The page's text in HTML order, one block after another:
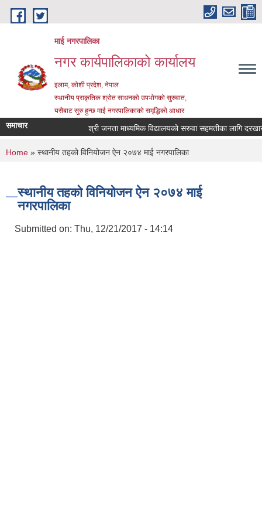
Skip to main content
माई नगरपालिका
नगर कार्यपालिकाको कार्यालय
इलाम, कोशी प्रदेश, नेपाल
स्थानीय प्राकृतिक श्रोत साधनको उपभोगको सुरुवात,
यसैबाट सुरु हुन्छ माई नगरपालिकाको समृद्धिको आधार
समाचार श्री जनता माध्यमिक विद्यालयको सरुवा सहमतीका लागि
You are here
Home » स्थानीय तहको विनियोजन ऐन २०७४ माई नगरपालिका
स्थानीय तहको विनियोजन ऐन २०७४ माई
नगरपालिका
Submitted on: Thu, 12/21/2017 - 14:14